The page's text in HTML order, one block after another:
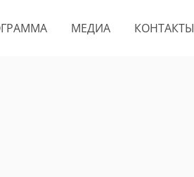
МЕДИА КОНТАКТЫ